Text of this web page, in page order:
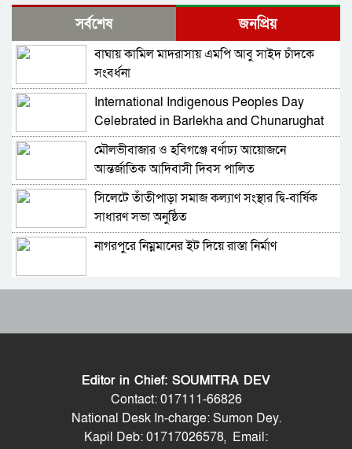
ড্যাবের প্রতিষ্ঠাবার্ষিকীতে চিকিৎসক সমাবেশের
উদ্বোধন করলেন প্রধানমন্ত্রী
দেশের ২৩তম রাষ্ট্রপতি কে হচ্ছেন? আলোচনায় আছেন
কারা?
জাতীয় সংসদের বিশেষ অধিবেশন ডাকা হচ্ছে
বগুড়ায় ও সিলেটে দুই ঘণ্টার ব্যবধানে সড়ক দুর্ঘটনায়
শিশুসহ প্রাণ গেল ১৫ জনের
বিমানবন্দরে ভিআইপি-সিআইপিসহ সবাইকে তল্লাশির
নির্দেশ
বিটিভির মহাপরিচালক হলেন কাজী জেসিন
সচিব পদে পদোন্নতি পেলেন জেসমিন নাহার
পুলিশের ৭ কর্মকর্তাকে বদলি
সর্বশেষ জনপ্রিয়
বাঘায় কামিল মাদরাসায় এমপি আবু সাইদ চাঁদকে
সংবর্ধনা
International Indigenous Peoples Day
Celebrated in Barlekha and Chunarughat
মৌলভীবাজার ও হবিগঞ্জে বর্ণাঢ্য আয়োজনে
আন্তর্জাতিক আদিবাসী দিবস পালিত
সিলেটে তাঁতীপাড়া সমাজ কল্যাণ সংস্থার দ্বি-বার্ষিক
সাধারণ সভা অনুষ্ঠিত
নাগরপুরে নিম্নমানের ইট দিয়ে রাস্তা নির্মাণ
রাষ্ট্রপতি পদে মির্জা ফখরুলের নাম চূড়ান্ত
দেশে মোট ভোটার ১২ কোটি ৮৬ লাখ, তিন মাসে
বেড়েছে ৩ লাখ
মমতা ব্যানার্জীর গাড়িতে হামলা, প্রাণনাশের আশঙ্কার
Editor in Chief: SOUMITRA DEV
Contact: 017111-66826
National Desk In-charge: Sumon Dey.
Kapil Deb: 01717026578, Email: